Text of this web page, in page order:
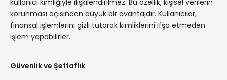
kullanıcı kimliğiyle ilişkilendirilmez. Bu özellik, kişisel verilerin
korunması açısından büyük bir avantajdır. Kullanıcılar,
finansal işlemlerini gizli tutarak kimliklerini ifşa etmeden
işlem yapabilirler.
Güvenlik ve Şeffaflık